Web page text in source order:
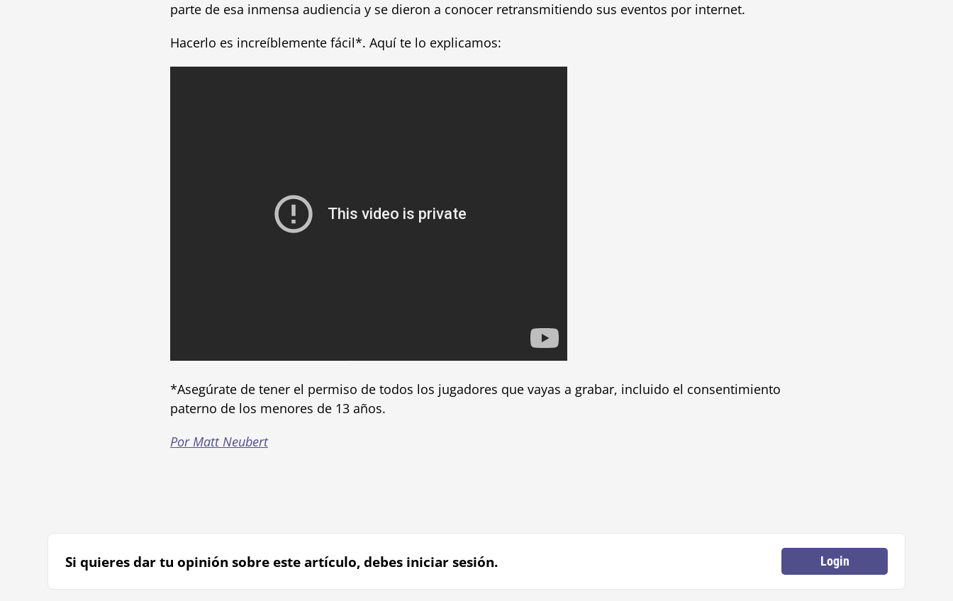
parte de esa inmensa audiencia y se dieron a conocer retransmitiendo sus eventos por internet.
Hacerlo es increíblemente fácil*. Aquí te lo explicamos:
*Asegúrate de tener el permiso de todos los jugadores que vayas a grabar, incluido el consentimiento
paterno de los menores de 13 años.
Por Matt Neubert
Si quieres dar tu opinión sobre este artículo, debes iniciar sesión. Login